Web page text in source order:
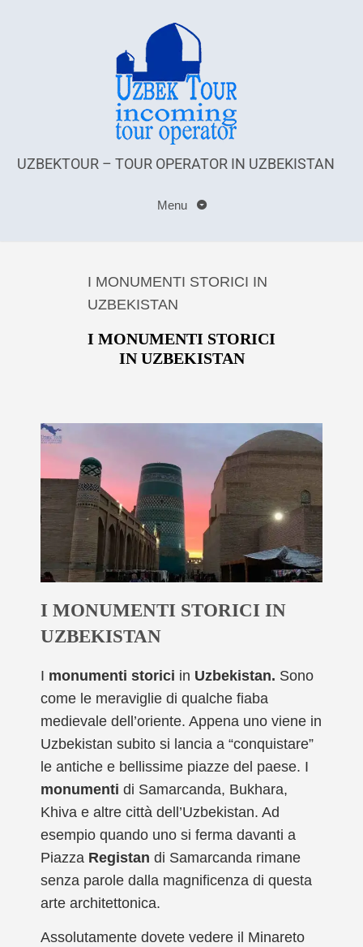
UZBEKTOUR – TOUR OPERATOR IN UZBEKISTAN
Menu
I MONUMENTI STORICI IN
UZBEKISTAN
I MONUMENTI STORICI
IN UZBEKISTAN
I MONUMENTI STORICI IN
UZBEKISTAN
I monumenti storici in Uzbekistan. Sono
come le meraviglie di qualche fiaba
medievale dell’oriente. Appena uno viene in
Uzbekistan subito si lancia a “conquistare”
le antiche e bellissime piazze del paese. I
monumentidi Samarcanda, Bukhara,
Khiva e altre città dell’Uzbekistan. Ad
esempio quando uno si ferma davanti a
Piazza Registandi Samarcanda rimane
senza parole dalla magnificenza di questa
arte architettonica.
Assolutamente dovete vedere il Minareto